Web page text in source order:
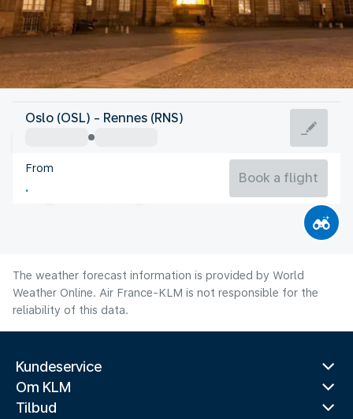
France
Rennes
France
Oslo (OSL) - Rennes (RNS)
From
Book a flight
The weather forecast information is provided by World
Weather Online. Air France-KLM is not responsible for the
reliability of this data.
Kundeservice
Om KLM
Tilbud